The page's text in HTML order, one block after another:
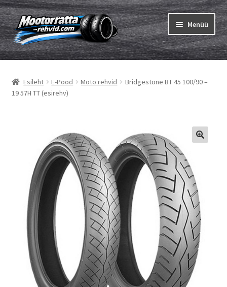
Liigu
navigeerimisele
Liigu
sisu
juurde
Menüü
Rehvid
Ava
Sisekumm
Ava
Rehvid info
Ava
Brändid
Testid
Kontakt
Esileht E-Pood Moto rehvid
Bridgestone BT 45 100/90 –
19 57H TT (esirehv)